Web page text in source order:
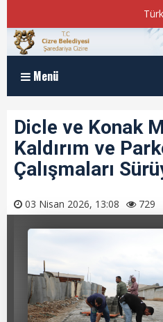
Menü
Anasayfa
Kurumsal
Müdürlükler
Program ve Raporlar
E-Belediye
Beyan Bilgileri
Dicle ve Konak
Kaldırım ve
Çalışmaları
03 Nisan 2026, 13:08 729